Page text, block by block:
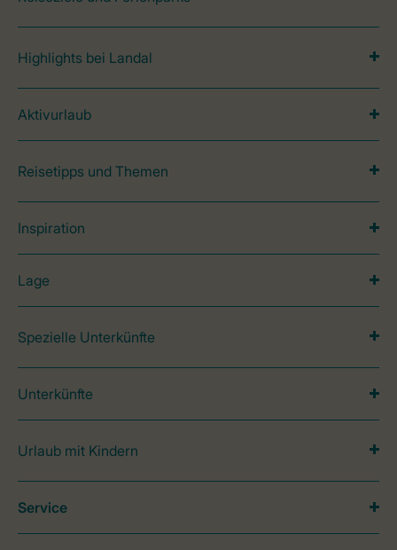
Highlights bei Landal
Aktivurlaub
Reisetipps und Themen
Inspiration
Lage
Spezielle Unterkünfte
Unterkünfte
Urlaub mit Kindern
Service